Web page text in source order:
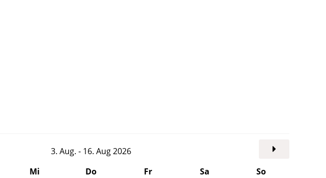
3. Aug. - 16. Aug 2026
Mi Do Fr Sa
So